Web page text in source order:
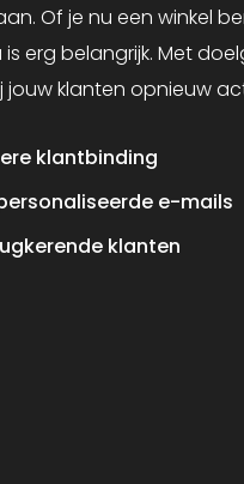
Of je nu een winkel
erg belangrijk. Met
jouw klanten opnieuw
klantbinding
e-mails
klanten